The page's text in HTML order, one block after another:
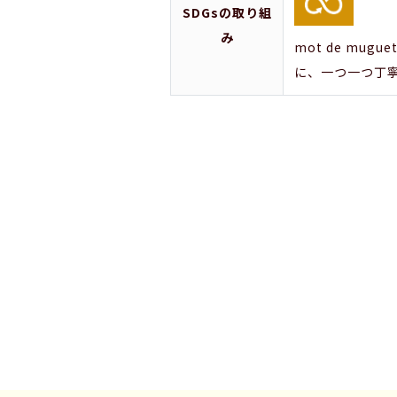
SDGsの取り組
み
mot de muguet
に、一つ一つ丁